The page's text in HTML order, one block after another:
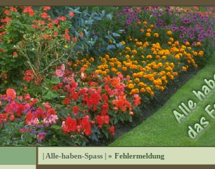
| Alle-haben-Spass | » Fehlermeldung